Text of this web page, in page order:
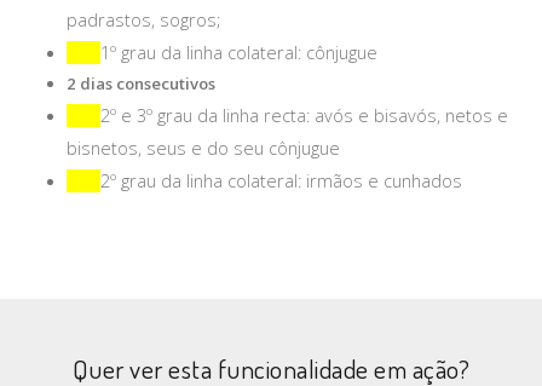
padrastos, sogros;
1º grau da linha colateral: cônjugue
2 dias consecutivos
2º e 3º grau da linha recta: avós e bisavós, netos e
bisnetos, seus e do seu cônjugue
2º grau da linha colateral: irmãos e cunhados
Quer ver esta funcionalidade em ação?